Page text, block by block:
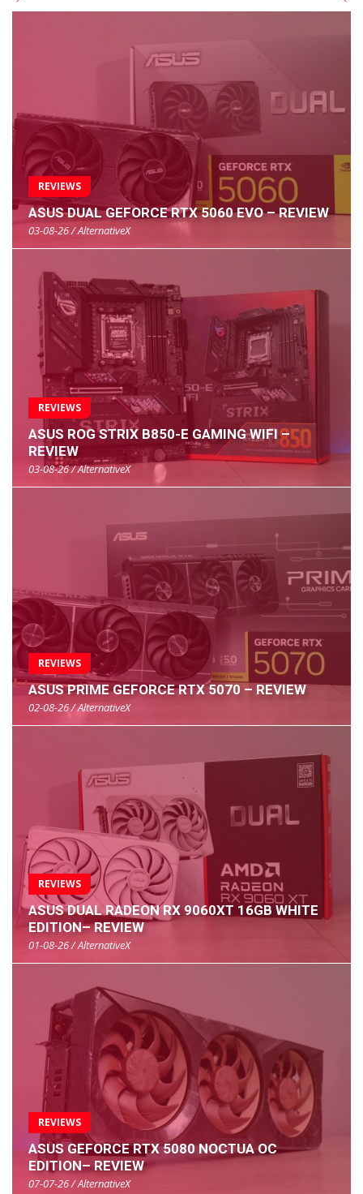
REVIEWS
ASUS DUAL GEFORCE RTX 5060 EVO – REVIEW
03-08-26 / AlternativeX
REVIEWS
ASUS ROG STRIX B850-E GAMING WIFI –
REVIEW
03-08-26 / AlternativeX
REVIEWS
ASUS PRIME GEFORCE RTX 5070 – REVIEW
02-08-26 / AlternativeX
REVIEWS
ASUS DUAL RADEON RX 9060XT 16GB WHITE
EDITION– REVIEW
01-08-26 / AlternativeX
REVIEWS
ASUS GEFORCE RTX 5080 NOCTUA OC
EDITION– REVIEW
07-07-26 / AlternativeX